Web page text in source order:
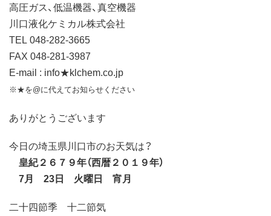
高圧ガス、低温機器、真空機器
川口液化ケミカル株式会社
TEL 048-282-3665
FAX 048-281-3987
E-mail : info★klchem.co.jp
※★を@に代えてお知らせください
ありがとうございます
今日の埼玉県川口市のお天気は？
皇紀２６７９年（西暦２０１９年）
7月 23日 火曜日 宵月
二十四節季 十二節気